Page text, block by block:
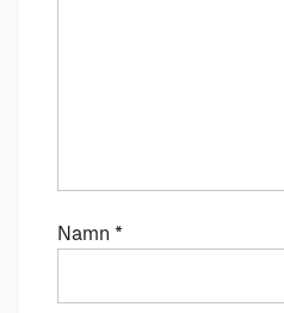
Namn *